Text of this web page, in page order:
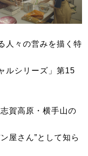
人々の営みを描く特
ルシリーズ」第15
賀高原・横手山の
屋さん”として知ら